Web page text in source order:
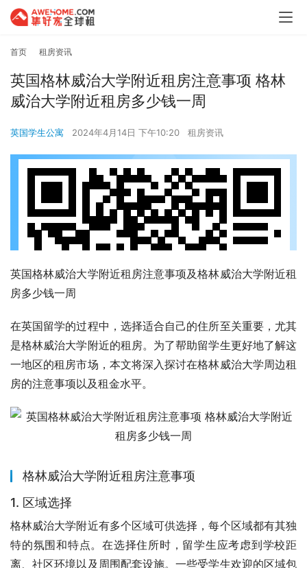
首页 租房资讯
英国格林威治大学附近租房注意事项 格林
威治大学附近租房多少钱一周
英国学生公寓 2024年4月14日 下午10:20 租房资讯
英国格林威治大学附近租房注意事项及格林威治大学附近租
房多少钱一周
在英国留学的过程中，选择适合自己的住所至关重要，尤其
是格林威治大学附近的租房。为了帮助留学生更好地了解这
一地区的租房市场，本文将深入探讨在格林威治大学周边租
房的注意事项以及租金水平。
格林威治大学附近租房注意事项
1. 区域选择
格林威治大学附近有多个区域可供选择，每个区域都有其独
特的氛围和特点。在选择住所时，留学生应考虑到学校距
离、社区环境以及周围配套设施。一些受学生欢迎的区域包